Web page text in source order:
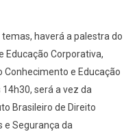
haverá a palestra do
Educação Corporativa,
Conhecimento e Educação
será a vez da
Brasileiro de Direito
e Segurança da